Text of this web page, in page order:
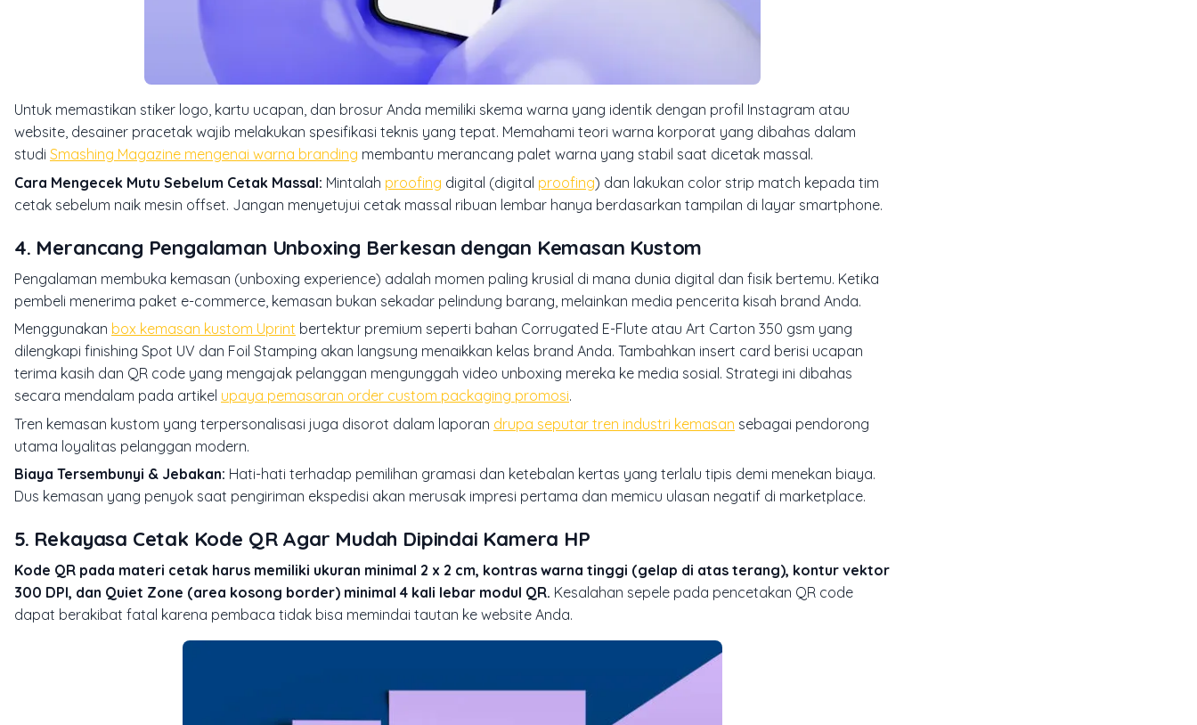
Untuk memastikan stiker logo, kartu ucapan, dan brosur Anda memiliki skema warna yang identik dengan profil Instagram atau
website, desainer pracetak wajib melakukan spesifikasi teknis yang tepat. Memahami teori warna korporat yang dibahas dalam
studi Smashing Magazine mengenai warna branding membantu merancang palet warna yang stabil saat dicetak massal.
Cara Mengecek Mutu Sebelum Cetak Massal: Mintalah proofing digital (digital proofing) dan lakukan color strip match kepada tim
cetak sebelum naik mesin offset. Jangan menyetujui cetak massal ribuan lembar hanya berdasarkan tampilan di layar smartphone.
4. Merancang Pengalaman Unboxing Berkesan dengan Kemasan Kustom
Pengalaman membuka kemasan (unboxing experience) adalah momen paling krusial di mana dunia digital dan fisik bertemu. Ketika
pembeli menerima paket e-commerce, kemasan bukan sekadar pelindung barang, melainkan media pencerita kisah brand Anda.
Menggunakan box kemasan kustom Uprint bertektur premium seperti bahan Corrugated E-Flute atau Art Carton 350 gsm yang
dilengkapi finishing Spot UV dan Foil Stamping akan langsung menaikkan kelas brand Anda. Tambahkan insert card berisi ucapan
terima kasih dan QR code yang mengajak pelanggan mengunggah video unboxing mereka ke media sosial. Strategi ini dibahas
secara mendalam pada artikel upaya pemasaran order custom packaging promosi.
Tren kemasan kustom yang terpersonalisasi juga disorot dalam laporan drupa seputar tren industri kemasan sebagai pendorong
utama loyalitas pelanggan modern.
Biaya Tersembunyi & Jebakan: Hati-hati terhadap pemilihan gramasi dan ketebalan kertas yang terlalu tipis demi menekan biaya.
Dus kemasan yang penyok saat pengiriman ekspedisi akan merusak impresi pertama dan memicu ulasan negatif di marketplace.
5. Rekayasa Cetak Kode QR Agar Mudah Dipindai Kamera HP
Kode QR pada materi cetak harus memiliki ukuran minimal 2 x 2 cm, kontras warna tinggi (gelap di atas terang), kontur vektor
300 DPI, dan Quiet Zone (area kosong border) minimal 4 kali lebar modul QR. Kesalahan sepele pada pencetakan QR code
dapat berakibat fatal karena pembaca tidak bisa memindai tautan ke website Anda.